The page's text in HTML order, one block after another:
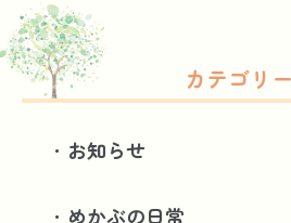
カテゴリー
お知らせ
めかぶの日常